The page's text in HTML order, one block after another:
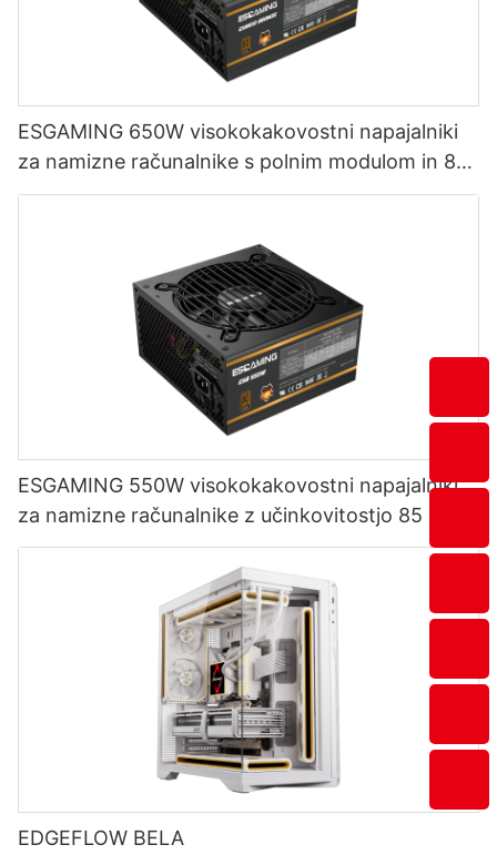
ESGAMING 650W visokokakovostni napajalniki
za namizne računalnike s polnim modulom in 85-
odstotno učinkovitostjo, 80+ bronasti
ESGAMING 550W visokokakovostni napajalniki
za namizne računalnike z učinkovitostjo 85 %,
80+ bronastimi certifikati ESB550W
EDGEFLOW BELA